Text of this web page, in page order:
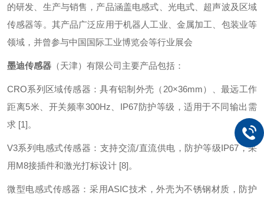
的研发、生产与销售，产品涵盖电感式、光电式、超声波及区域
传感器等。其产品广泛应用于机器人工业、金属加工、包装业等
领域，并曾参与中国国际工业博览会等行业展会
墨迪传感器 （天津）有限公司主要产品包括：
CRO系列区域传感器：具有铝制外壳（20×36mm）、最远工作
距离5米、开关频率300Hz、IP67防护等级，适用于不同输出需
求 [1]。
V3系列电感式传感器：支持交流/直流供电，防护等级IP67，采
用M8接插件和激光打标设计 [8]。
微型电感式传感器：采用ASIC技术，外壳为不锈钢材质，防护